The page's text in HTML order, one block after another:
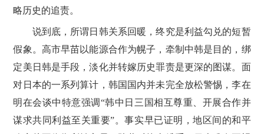
略历史的追责。
说到底，所谓日韩关系回暖，终究是利益勾兑的短暂
假象。高市早苗以能源合作为幌子，牵制中韩是目的，绑
定美日韩是手段，淡化并转嫁历史罪责是更深的图谋。面
对日本的一系列算计，韩国国内并未完全放松警惕，李在
明在会谈中特意强调“韩中日三国相互尊重、开展合作并
谋求共同利益至关重要”。事实早已证明，地区间的和平